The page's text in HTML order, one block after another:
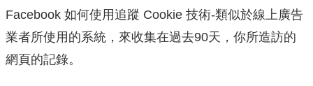
Facebook 如何使用追蹤 Cookie 技術-類似於線上廣告
業者所使用的系統，來收集在過去90天，你所造訪的
網頁的記錄。